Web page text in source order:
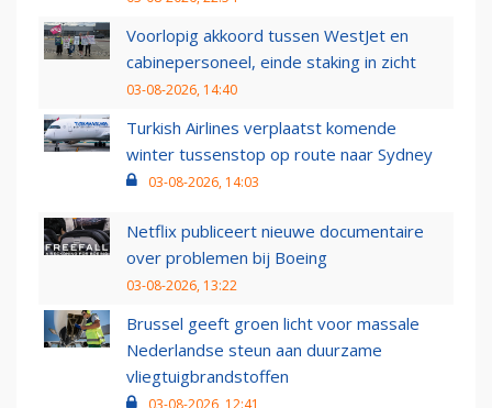
Voorlopig akkoord tussen WestJet en
cabinepersoneel, einde staking in zicht
03-08-2026, 14:40
Turkish Airlines verplaatst komende
winter tussenstop op route naar Sydney
03-08-2026, 14:03
Netflix publiceert nieuwe documentaire
over problemen bij Boeing
03-08-2026, 13:22
Brussel geeft groen licht voor massale
Nederlandse steun aan duurzame
vliegtuigbrandstoffen
03-08-2026, 12:41